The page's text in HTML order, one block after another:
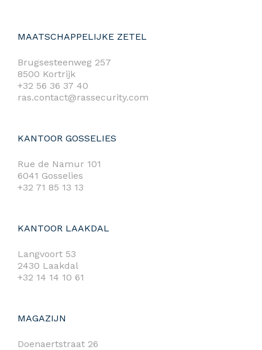
MAATSCHAPPELIJKE ZETEL
Brugsesteenweg 257
8500 Kortrijk
+32 56 36 37 40
ras.contact@rassecurity.com
KANTOOR GOSSELIES
Rue de Namur 101
6041 Gosselies
+32 71 85 13 13
KANTOOR LAAKDAL
Langvoort 53
2430 Laakdal
+32 14 14 10 61
MAGAZIJN
Doenaertstraat 26